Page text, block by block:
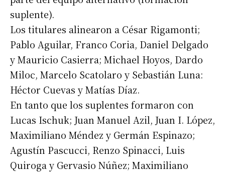
suplente).
Los titulares alinearon a César Rigamonti;
Pablo Aguilar, Franco Coria, Daniel Delgado
y Mauricio Casierra; Michael Hoyos, Dardo
Miloc, Marcelo Scatolaro y Sebastián Luna:
Héctor Cuevas y Matías Díaz.
En tanto que los suplentes formaron con
Lucas Ischuk; Juan Manuel Azil, Juan I. López,
Maximiliano Méndez y Germán Espinazo;
Agustín Pascucci, Renzo Spinacci, Luis
Quiroga y Gervasio Núñez; Maximiliano